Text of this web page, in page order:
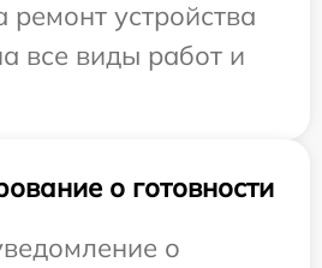
ремонт устройства
все виды работ и
о готовности
о